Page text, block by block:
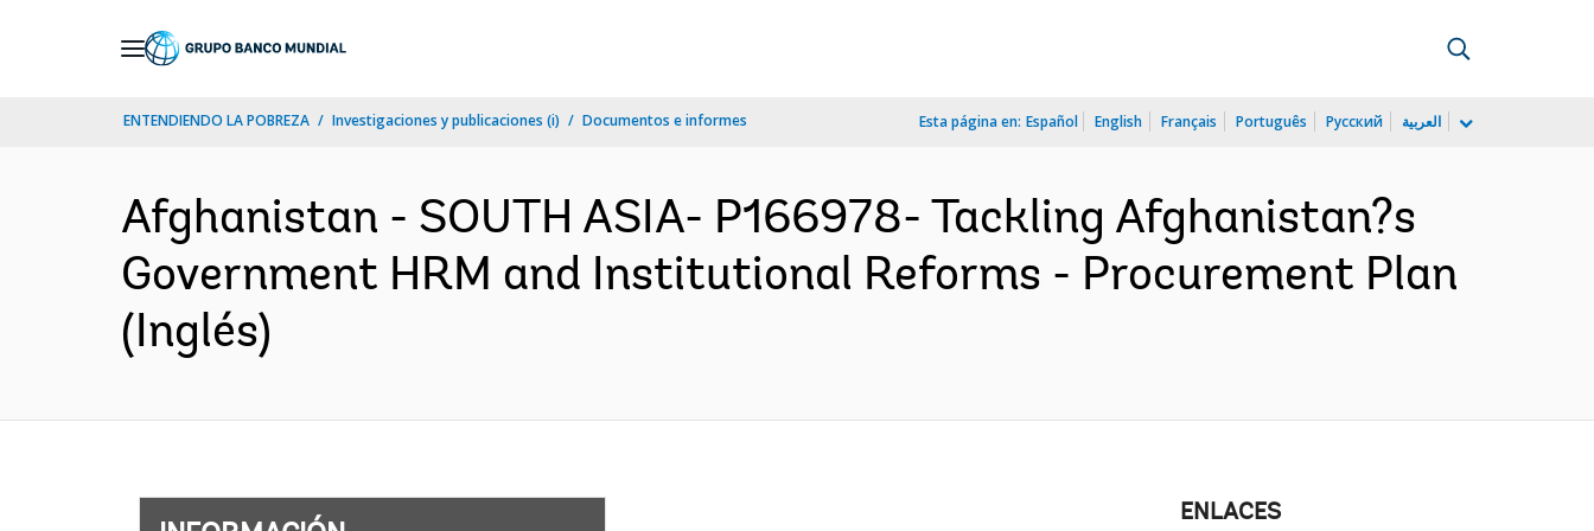
ENTENDIENDO LA POBREZA Investigaciones y publicaciones (i) Documentos e informes Esta página en: Español English Français Português Русский العربية
Afghanistan - SOUTH ASIA- P166978- Tackling Afghanistan?s
Government HRM and Institutional Reforms - Procurement Plan
(Inglés)
ENLACES